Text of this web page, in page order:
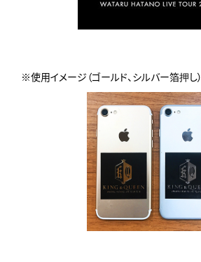
※使用イメージ（ゴールド、シルバー箔押し）